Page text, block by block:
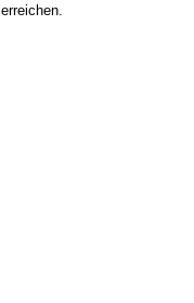
erreichen.